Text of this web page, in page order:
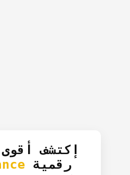
إكتشف
رقمية